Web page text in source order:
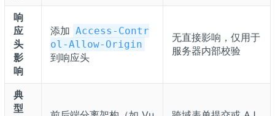
响
应
头
影
响
添加 Access-Contr
ol-Allow-Origin
到响应头
无直接影响，仅用于
服务器内部校验
典
型